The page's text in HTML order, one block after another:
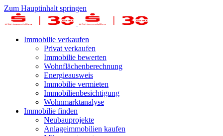
Zum Hauptinhalt springen
Immobilie verkaufen
Privat verkaufen
Immobilie bewerten
Wohnflächenberechnung
Energieausweis
Immobilie vermieten
Immobilienbesichtigung
Wohnmarktanalyse
Immobilie finden
Neubauprojekte
Anlageimmobilien kaufen